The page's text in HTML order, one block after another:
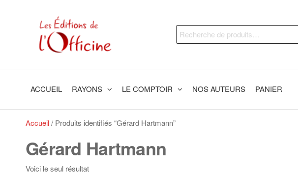
Editions
l'Officine
Recherche
pour :
ACCUEIL RAYONS LE COMPTOIR NOS AUTEURS PANIER
Accueil/ Produits identifiés “Gérard Hartmann”
Gérard Hartmann
Voici le seul résultat